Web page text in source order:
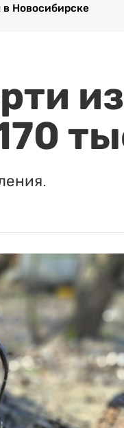
Новосибирске